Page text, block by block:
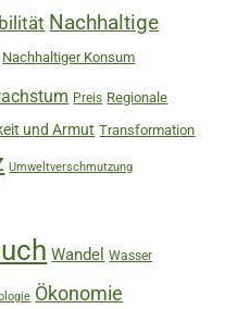
Nachhaltige
Nachhaltiger Konsum
Preis Regionale
und Armut Transformation
Umweltverschmutzung
Wandel Wasser
Ökonomie